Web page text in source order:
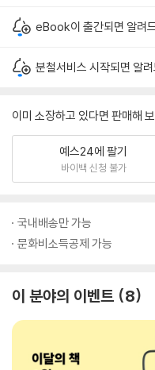
eBook이 출간되면 알려
분철서비스 시작되면 알
이미 소장하고 있다면 판매해
예스24에 팔기
바이백 신청 불가
국내배송만 가능
문화비소득공제 가능
이 분야의 이벤트 8